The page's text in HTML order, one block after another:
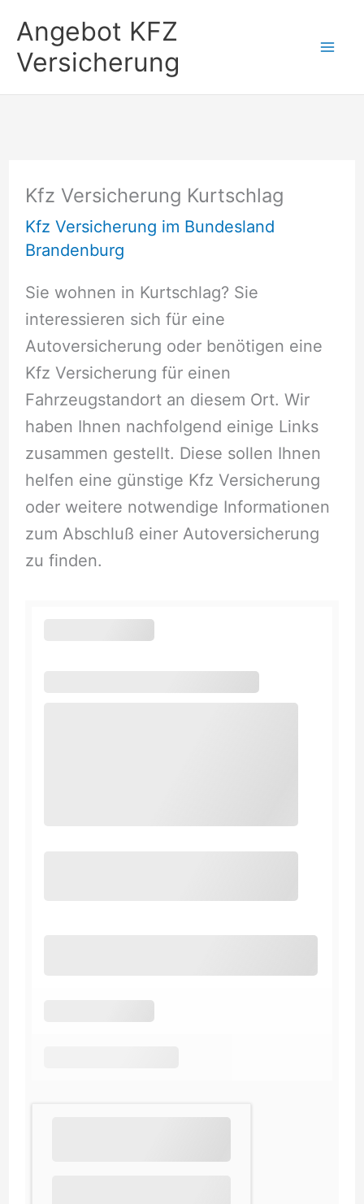
Inhalt
springen
Angebot KFZ
Versicherung
Kfz Versicherung Kurtschlag
Kfz Versicherung im Bundesland
Brandenburg
Sie wohnen in Kurtschlag? Sie
interessieren sich für eine
Autoversicherung oder benötigen eine
Kfz Versicherung für einen
Fahrzeugstandort an diesem Ort. Wir
haben Ihnen nachfolgend einige Links
zusammen gestellt. Diese sollen Ihnen
helfen eine günstige Kfz Versicherung
oder weitere notwendige Informationen
zum Abschluß einer Autoversicherung
zu finden.